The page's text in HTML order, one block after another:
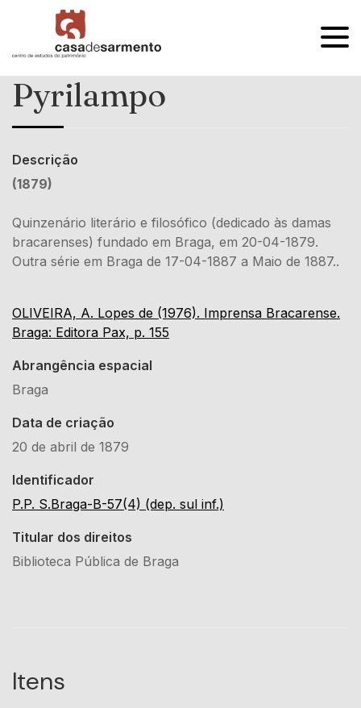
OPEN
Pyrilampo
Descrição
(1879)
Quinzenário literário e filosófico (dedicado às damas
bracarenses) fundado em Braga, em 20-04-1879.
Outra série em Braga de 17-04-1887 a Maio de 1887..
OLIVEIRA, A. Lopes de (1976). Imprensa Bracarense.
Braga: Editora Pax, p. 155
Abrangência espacial
Braga
Data de criação
20 de abril de 1879
Identificador
P.P. S.Braga-B-57(4) (dep. sul inf.)
Titular dos direitos
Biblioteca Pública de Braga
Itens